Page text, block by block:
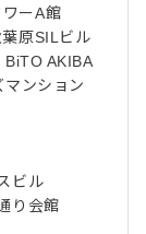
ーA館
原SILビル
AKIBA
ンション
ビル
り会館